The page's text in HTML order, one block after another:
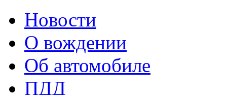
Новости
О вождении
Об автомобиле
ПДД